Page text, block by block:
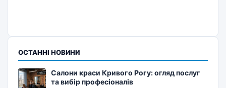
ОСТАННІ НОВИНИ
Салони краси Кривого Рогу: огляд послуг
та вибір професіоналів